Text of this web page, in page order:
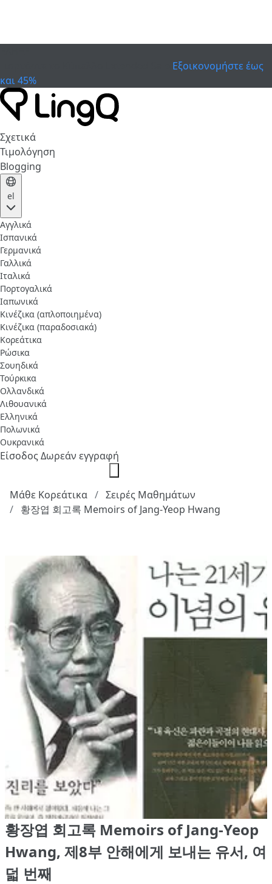
Εξοικονομήστε έως
και 45%
Σχετικά
Τιμολόγηση
Blogging
el
Αγγλικά
Ισπανικά
Γερμανικά
Γαλλικά
Ιταλικά
Πορτογαλικά
Ιαπωνικά
Κινέζικα (απλοποιημένα)
Κινέζικα (παραδοσιακά)
Κορεάτικα
Ρώσικα
Σουηδικά
Τούρκικα
Ολλανδικά
Λιθουανικά
Ελληνικά
Πολωνικά
Ουκρανικά
ΕίσοδοςΔωρεάν εγγραφή
Μάθε Κορεάτικα
Σειρές Μαθημάτων
황장엽 회고록 Memoirs of Jang-Yeop Hwang
황장엽 회고록 Memoirs of Jang-Yeop
Hwang, 제8부 안해에게 보내는 유서, 여
덟 번째